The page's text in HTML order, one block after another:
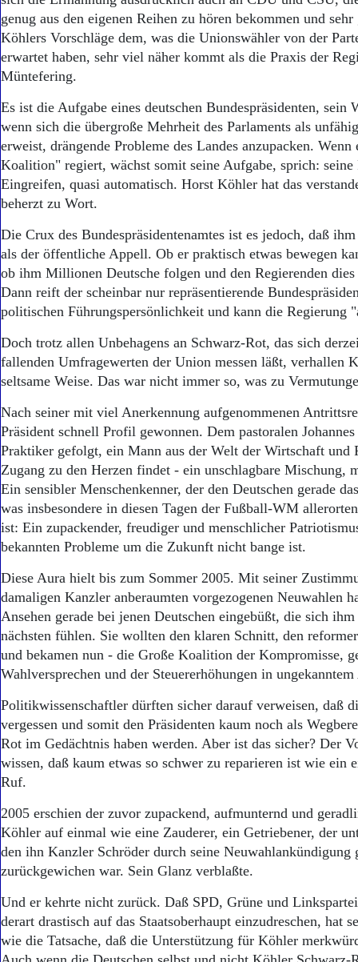
genug aus den eigenen Reihen zu hören bekommen und
Köhlers Vorschläge dem, was die Unionswähler von der
erwartet haben, sehr viel näher kommt als die Praxis der
Müntefering.
Es ist die Aufgabe eines deutschen Bundespräsidenten, sein
wenn sich die übergroße Mehrheit des Parlaments als
erweist, drängende Probleme des Landes anzupacken. Wenn
Koalition" regiert, wächst somit seine Aufgabe, sprich:
Eingreifen, quasi automatisch. Horst Köhler hat das
beherzt zu Wort.
Die Crux des Bundespräsidentenamtes ist es jedoch, daß
als der öffentliche Appell. Ob er praktisch etwas bewegen
ob ihm Millionen Deutsche folgen und den Regierenden
Dann reift der scheinbar nur repräsentierende
politischen Führungspersönlichkeit und kann die Regierung
Doch trotz allen Unbehagens an Schwarz-Rot, das sich
fallenden Umfragewerten der Union messen läßt, verhallen
seltsame Weise. Das war nicht immer so, was zu
Nach seiner mit viel Anerkennung aufgenommenen
Präsident schnell Profil gewonnen. Dem pastoralen
Praktiker gefolgt, ein Mann aus der Welt der Wirtschaft und
Zugang zu den Herzen findet - ein unschlagbare Mischung,
Ein sensibler Menschenkenner, der den Deutschen gerade
was insbesondere in diesen Tagen der Fußball-WM
ist: Ein zupackender, freudiger und menschlicher
bekannten Probleme um die Zukunft nicht bange ist.
Diese Aura hielt bis zum Sommer 2005. Mit seiner
damaligen Kanzler anberaumten vorgezogenen Neuwahlen
Ansehen gerade bei jenen Deutschen eingebüßt, die sich
nächsten fühlen. Sie wollten den klaren Schnitt, den
und bekamen nun - die Große Koalition der Kompromisse,
Wahlversprechen und der Steuererhöhungen in
Politikwissenschaftler dürften sicher darauf verweisen, daß
vergessen und somit den Präsidenten kaum noch als
Rot im Gedächtnis haben werden. Aber ist das sicher? Der
wissen, daß kaum etwas so schwer zu reparieren ist wie ein
Ruf.
2005 erschien der zuvor zupackend, aufmunternd und
Köhler auf einmal wie eine Zauderer, ein Getriebener, der
den ihn Kanzler Schröder durch seine Neuwahlankündigung
zurückgewichen war. Sein Glanz verblaßte.
Und er kehrte nicht zurück. Daß SPD, Grüne und
derart drastisch auf das Staatsoberhaupt einzudreschen, hat
wie die Tatsache, daß die Unterstützung für Köhler